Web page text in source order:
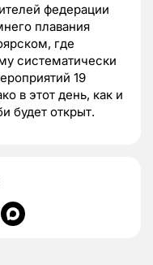
федерации
плавания
где
систематически
19
в этот день, как и
будет открыт.